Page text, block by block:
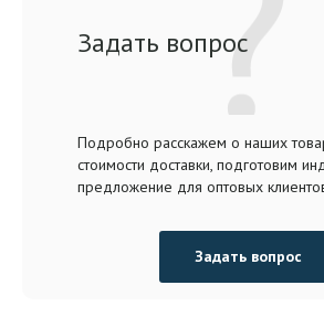
Задать вопрос
Подробно расскажем о наших
стоимости доставки, подготовим
предложение для оптовых
Задать вопрос